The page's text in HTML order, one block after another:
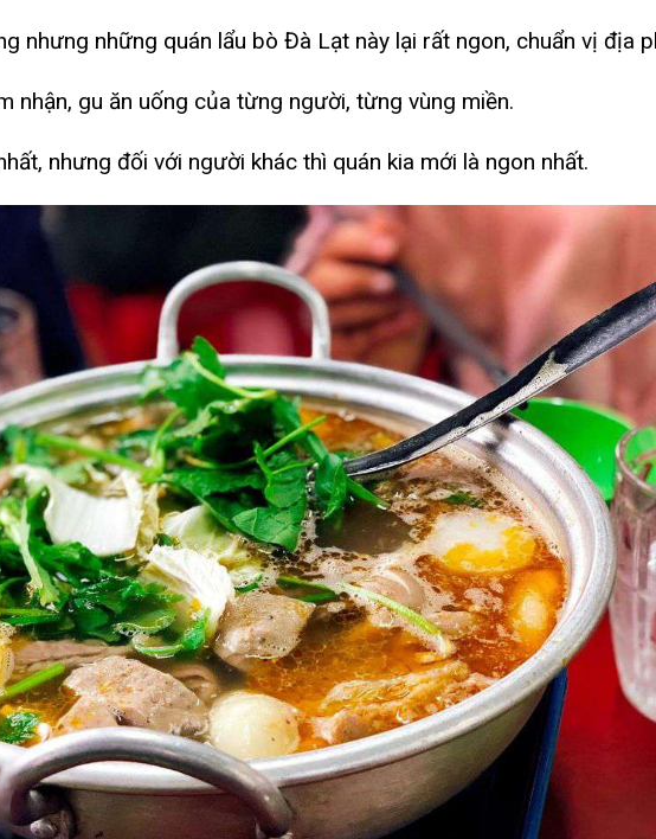
nhưng những quán lẩu bò Đà Lạt này lại rất ngon, chuẩn vị địa
nhận, gu ăn uống của từng người, từng vùng miền.
nhưng đối với người khác thì quán kia mới là ngon nhất.